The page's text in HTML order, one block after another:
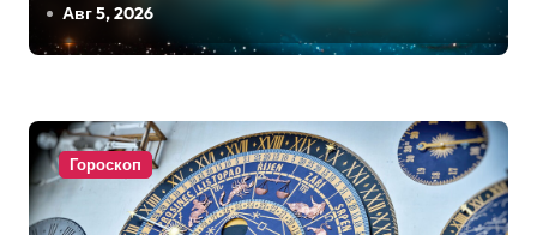
Авг 5, 2026
Гороскоп